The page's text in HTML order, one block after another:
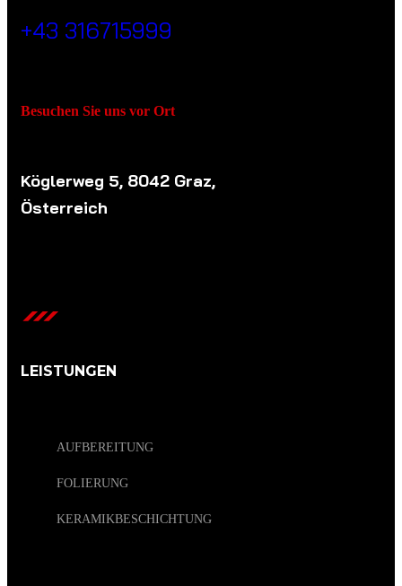
+43 316715999
Besuchen Sie uns vor Ort
Köglerweg 5, 8042 Graz,
Österreich
LEISTUNGEN
AUFBEREITUNG
FOLIERUNG
KERAMIKBESCHICHTUNG